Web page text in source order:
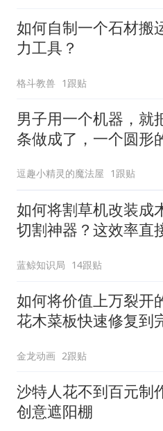
如何自制一个石材搬
力工具？
格斗教兽 1跟贴
男子用一个机器，就
条做成了，一个圆形
逗趣小精灵的魔法屋 1跟贴
如何将割草机改装成
切割神器？这效率直
蓝鲸知识局 14跟贴
如何将价值上万裂开
花木菜板快速修复到
金龙动画 2跟贴
沙特人花不到百元制
创意遮阳棚